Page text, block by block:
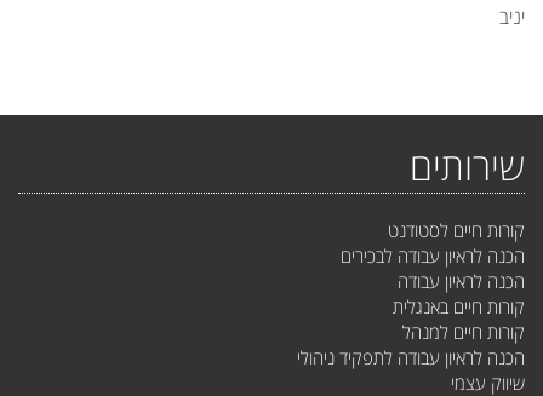
יניב
שירותים
קורות חיים לסטודנט
הכנה לראיון עבודה לבכירים
הכנה לראיון עבודה
קורות חיים באנגלית
קורות חיים למנהל
הכנה לראיון עבודה לתפקיד ניהולי
שיווק עצמי